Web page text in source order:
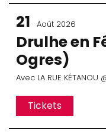
21 Août 2026
Drulhe en
Ogres)
Avec LA RUE KÉTANOU
Tickets